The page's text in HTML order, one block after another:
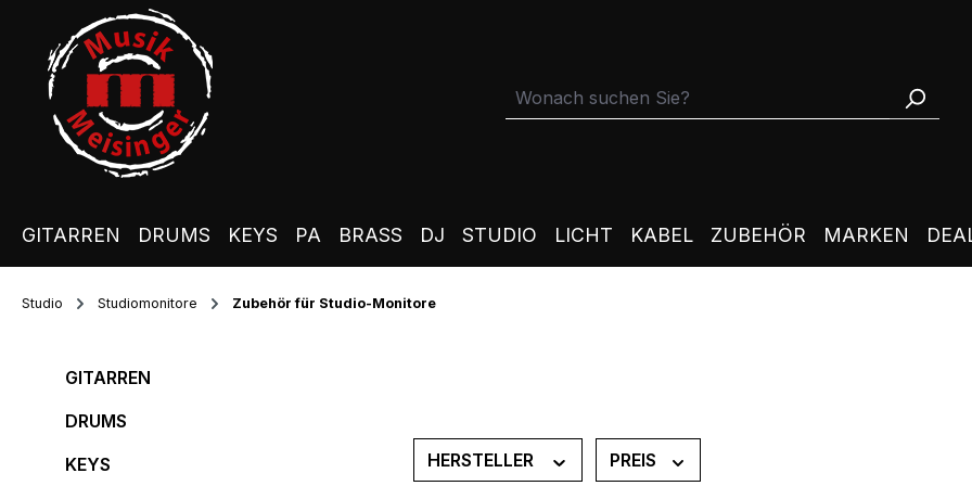
Hauptinhalt springen
Zur Suche springen
Zur Hauptnavigation springen
GITARREN DRUMS KEYS PA BRASS DJ STUDIO LICHT KABEL ZUBEHÖR MARKEN
Studio Studiomonitore Zubehör für Studio-Monitore
GITARREN
DRUMS
KEYS
HERSTELLER PREIS